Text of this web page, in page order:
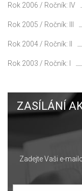
Rok 2006 / Ročník: IV
Rok 2005 / Ročník: III
Rok 2004 / Ročník: II
Rok 2003 / Ročník: I
ZASÍLÁNÍ
Zadejte Vaši e-